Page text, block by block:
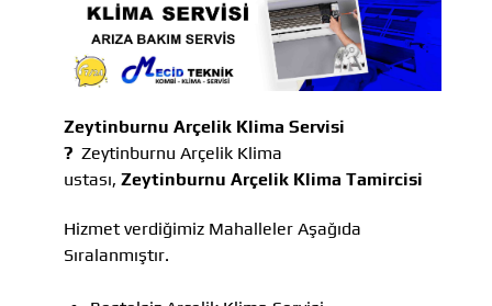
Zeytinburnu Arçelik Klima Servisi
? Zeytinburnu Arçelik Klima
ustası, Zeytinburnu Arçelik Klima Tamircisi
Hizmet verdiğimiz Mahalleler Aşağıda
Sıralanmıştır.